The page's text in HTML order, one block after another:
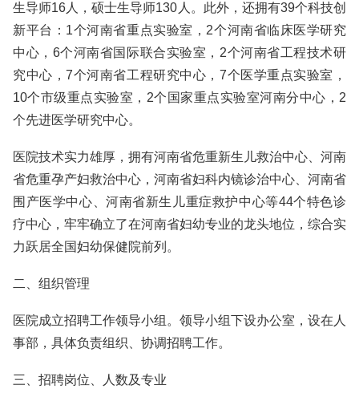
生导师16人，硕士生导师130人。此外，还拥有39个科技创
新平台：1个河南省重点实验室，2个河南省临床医学研究
中心，6个河南省国际联合实验室，2个河南省工程技术研
究中心，7个河南省工程研究中心，7个医学重点实验室，
10个市级重点实验室，2个国家重点实验室河南分中心，2
个先进医学研究中心。
医院技术实力雄厚，拥有河南省危重新生儿救治中心、河南
省危重孕产妇救治中心，河南省妇科内镜诊治中心、河南省
围产医学中心、河南省新生儿重症救护中心等44个特色诊
疗中心，牢牢确立了在河南省妇幼专业的龙头地位，综合实
力跃居全国妇幼保健院前列。
二、组织管理
医院成立招聘工作领导小组。领导小组下设办公室，设在人
事部，具体负责组织、协调招聘工作。
三、招聘岗位、人数及专业